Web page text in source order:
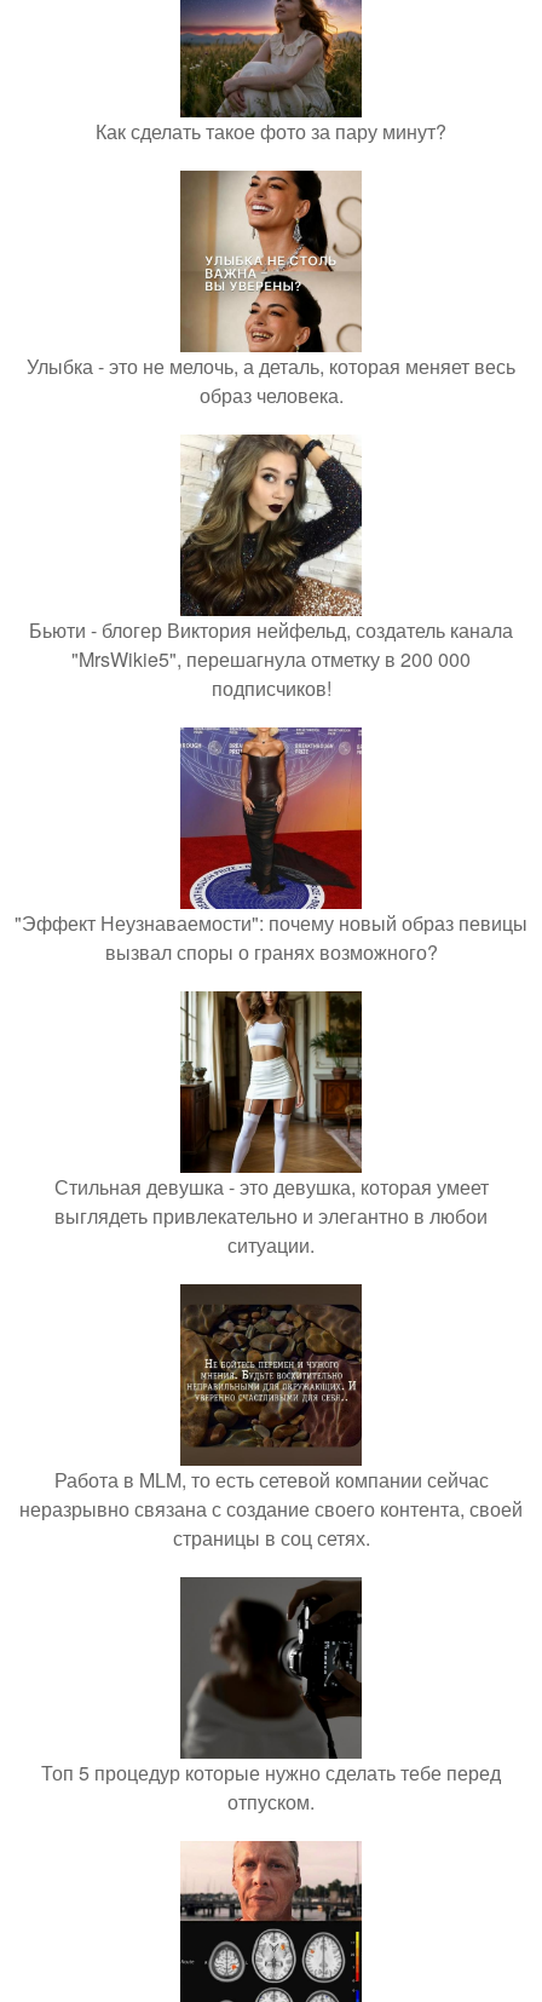
Как сделать такое фото за пару минут?
Улыбка - это не мелочь, а деталь, которая меняет весь
образ человека.
Бьюти - блогер Виктория нейфельд, создатель канала
"MrsWikie5", перешагнула отметку в 200 000
подписчиков!
"Эффект Неузнаваемости": почему новый образ певицы
вызвал споры о гранях возможного?
Стильная девушка - это девушка, которая умеет
выглядеть привлекательно и элегантно в любои
ситуации.
Работа в MLM, то есть сетевой компании сейчас
неразрывно связана с создание своего контента, своей
страницы в соц сетях.
Топ 5 процедур которые нужно сделать тебе перед
отпуском.